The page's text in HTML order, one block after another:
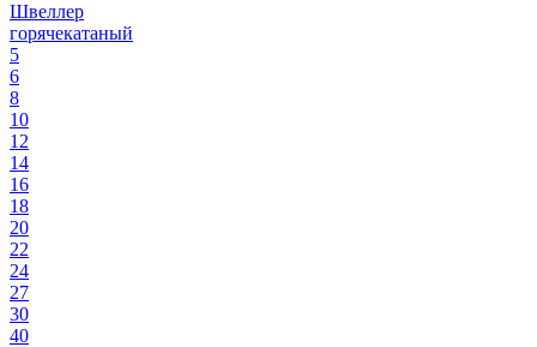
Швеллер
горячекатаный
5
6
8
10
12
14
16
18
20
22
24
27
30
40